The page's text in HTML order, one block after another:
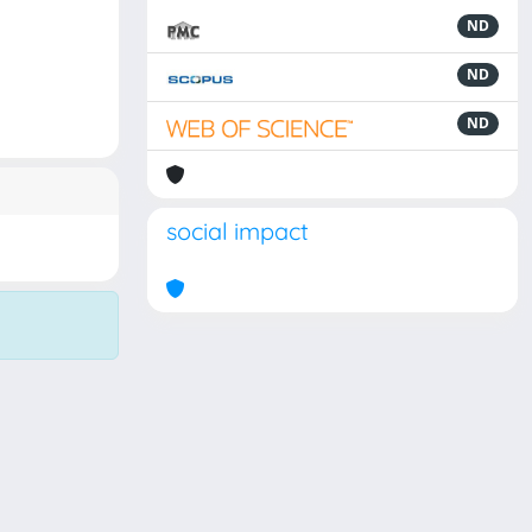
ND
ND
ND
social impact